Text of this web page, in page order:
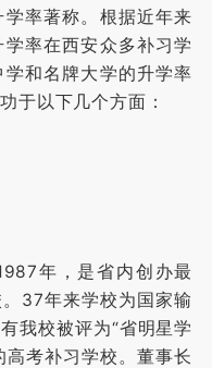
率著称。根据近年来
率在西安众多补习学
和名牌大学的升学率
于以下几个方面：
年，是省内创办最
37年来学校为国家输
我校被评为“省明星学
高考补习学校。董事长